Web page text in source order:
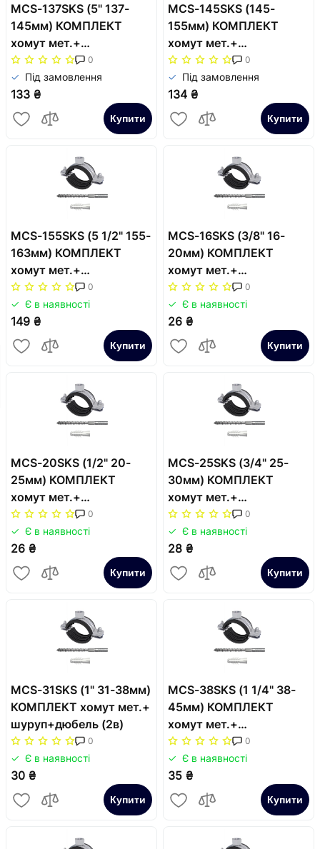
MCS-137SKS (5" 137-
145мм) КОМПЛЕКТ
хомут мет.+
шуруп+дюбель (2в)
0
Під замовлення
133 ₴
Купити
MCS-145SKS (145-
155мм) КОМПЛЕКТ
хомут мет.+
шуруп+дюбель (2в)
0
Під замовлення
134 ₴
Купити
MCS-155SKS (5 1/2" 155-
163мм) КОМПЛЕКТ
хомут мет.+
шуруп+дюбель (2в)
0
Є в наявності
149 ₴
Купити
MCS-16SKS (3/8" 16-
20мм) КОМПЛЕКТ
хомут мет.+
шуруп+дюбель (2в)
0
Є в наявності
26 ₴
Купити
MCS-20SKS (1/2" 20-
25мм) КОМПЛЕКТ
хомут мет.+
шуруп+дюбель (2в)
0
Є в наявності
26 ₴
Купити
MCS-25SKS (3/4" 25-
30мм) КОМПЛЕКТ
хомут мет.+
шуруп+дюбель (2в)
0
Є в наявності
28 ₴
Купити
MCS-31SKS (1" 31-38мм)
КОМПЛЕКТ хомут мет.+
шуруп+дюбель (2в)
0
Є в наявності
30 ₴
Купити
MCS-38SKS (1 1/4" 38-
45мм) КОМПЛЕКТ
хомут мет.+
шуруп+дюбель (2в)
0
Є в наявності
35 ₴
Купити